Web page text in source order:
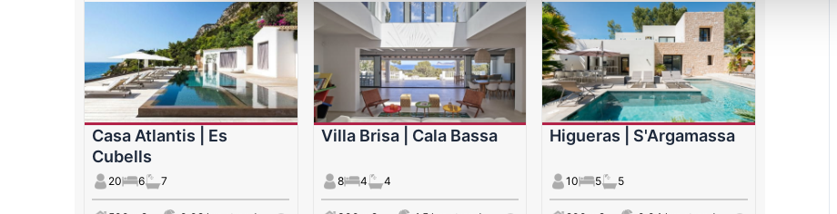
Casa Atlantis | Es
Cubells
20 6 7
Villa Brisa | Cala Bassa
8 4 4
Higueras | S'Argamassa
10 5 5